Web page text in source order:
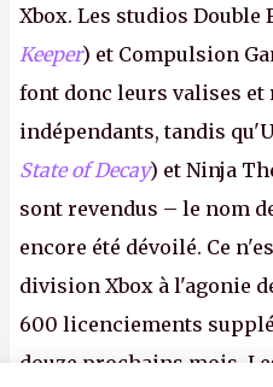
Xbox. Les studios Double
Keeper) et Compulsion
font donc leurs valises et
indépendants, tandis
State of Decay) et Ninja
sont revendus – le nom
encore été dévoilé. Ce
division Xbox à l'agonie
600 licenciements
douze prochains mois.